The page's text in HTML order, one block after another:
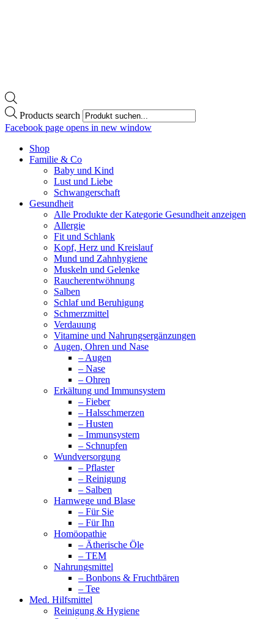
Products search
Facebook page opens in new window
Shop
Familie & Co
Baby und Kind
Lust und Liebe
Schwangerschaft
Gesundheit
Alle Produkte der Kategorie Gesundheit anzeigen
Allergie
Fit und Schlank
Kopf, Herz und Kreislauf
Mund und Zahnhygiene
Muskeln und Gelenke
Raucherentwöhnung
Salben
Schlaf und Beruhigung
Schmerzmittel
Verdauung
Vitamine und Nahrungsergänzungen
Augen, Ohren und Nase
– Augen
– Nase
– Ohren
Erkältung und Immunsystem
– Fieber
– Halsschmerzen
– Husten
– Immunsystem
– Schnupfen
Wundversorgung
– Pflaster
– Reinigung
– Salben
Harnwege und Blase
– Für Sie
– Für Ihn
Homöopathie
– Ätherische Öle
– TEM
Nahrungsmittel
– Bonbons & Fruchtbären
– Tee
Med. Hilfsmittel
Reinigung & Hygiene